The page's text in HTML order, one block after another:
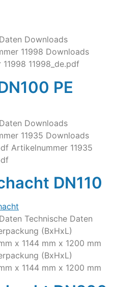
Downloads
11998 Downloads
11998_de.pdf
PE
Downloads
11935 Downloads
Artikelnummer 11935
DN110
Technische Daten
(BxHxL)
x 1144 mm x 1200 mm
(BxHxL)
x 1144 mm x 1200 mm